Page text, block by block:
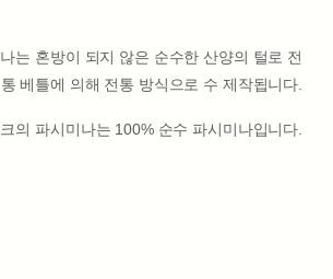
는 혼방이 되지 않은 순수한 산양의 털로 전
통 베틀에 의해 전통 방식으로 수 제작됩니다.
의 파시미나는 100% 순수 파시미나입니다.